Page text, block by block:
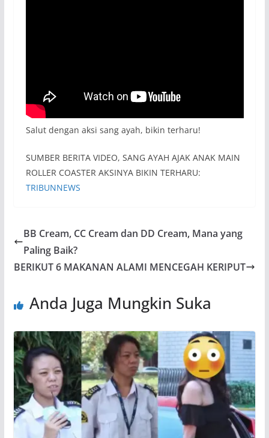
Salut dengan aksi sang ayah, bikin terharu!
SUMBER BERITA VIDEO, SANG AYAH AJAK ANAK MAIN
ROLLER COASTER AKSINYA BIKIN TERHARU:
TRIBUNNEWS
BB Cream, CC Cream dan DD Cream, Mana yang
Paling Baik?
BERIKUT 6 MAKANAN ALAMI MENCEGAH KERIPUT
Anda Juga Mungkin Suka